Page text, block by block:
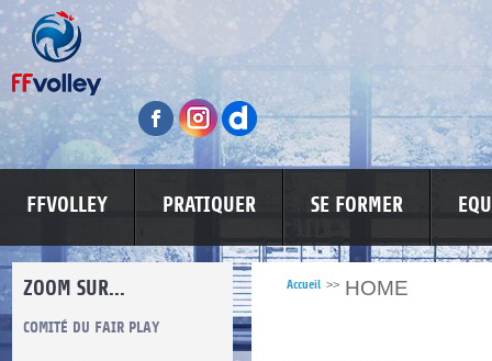
FFVOLLEY PRATIQUER SE FORMER
ZOOM SUR...
COMITÉ DU FAIR PLAY LUTTE CONTRE LES VIOLENCES
Accueil >> HOME